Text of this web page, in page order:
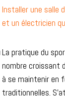
Installer une salle
et un électricien
La pratique du
nombre croissant
à se maintenir en
traditionnelles.